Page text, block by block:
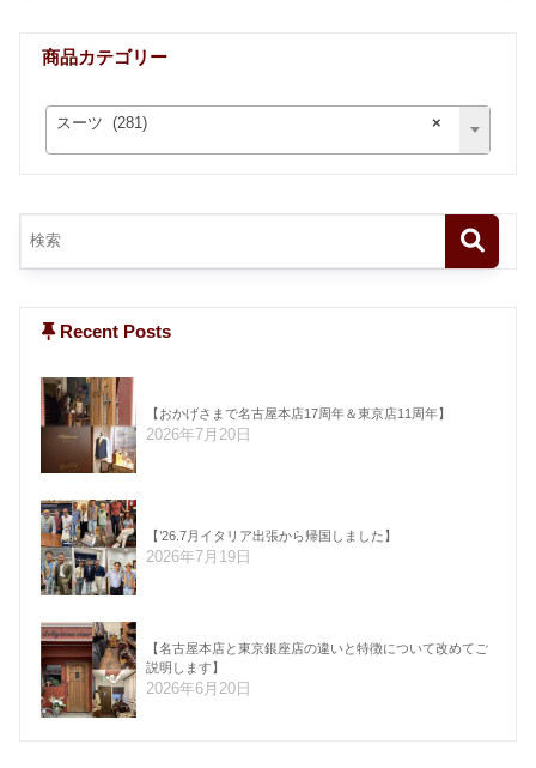
商品カテゴリー
×
スーツ (281)
Recent Posts
【おかげさまで名古屋本店17周年＆東京店11周年】
2026年7月20日
【’26.7月イタリア出張から帰国しました】
2026年7月19日
【名古屋本店と東京銀座店の違いと特徴について改めてご
説明します】
2026年6月20日